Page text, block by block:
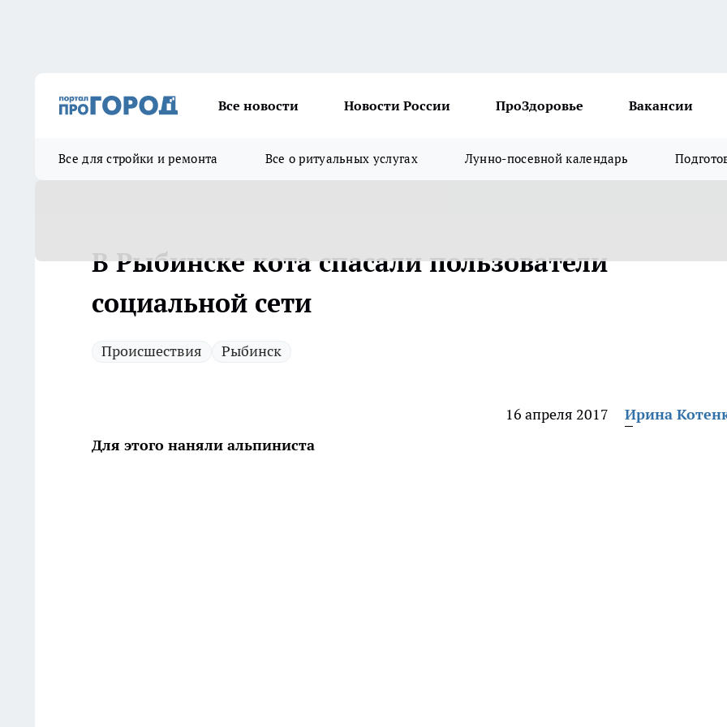
Все новости Новости России ПроЗдоровье Вакансии
Все для стройки и ремонта Все о ритуальных услугах Лунно-посевной календарь
В Рыбинске кота спасали пользователи
социальной сети
Происшествия Рыбинск
16 апреля 2017
Ирина
Для этого наняли альпиниста